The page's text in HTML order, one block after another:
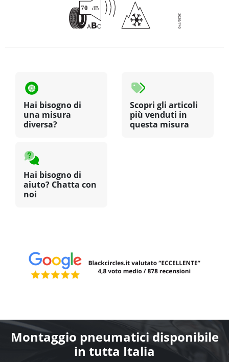
Hai bisogno di
una misura
diversa?
Scopri gli articoli
più venduti in
questa misura
Hai bisogno di
aiuto? Chatta con
noi
Montaggio pneumatici disponibile
in tutta Italia